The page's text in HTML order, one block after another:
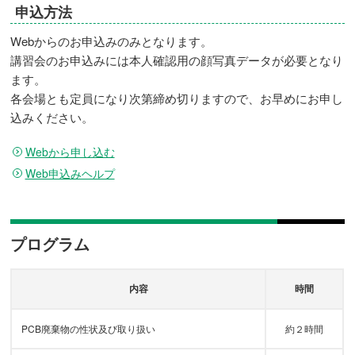
申込方法
Webからのお申込みのみとなります。
講習会のお申込みには本人確認用の顔写真データが必要となり
ます。
各会場とも定員になり次第締め切りますので、お早めにお申し
込みください。
Webから申し込む
Web申込みヘルプ
プログラム
内容 時間
PCB廃棄物の性状及び取り扱い 約２時間